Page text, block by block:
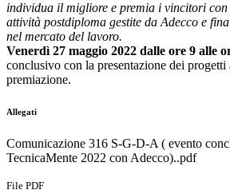
individua il migliore e premia i vincitori
attività postdiploma gestite da Adecco e
nel mercato del lavoro.
Venerdì 27 maggio 2022 dalle ore 9 alle
conclusivo con la presentazione dei
premiazione.
Allegati
Comunicazione 316 S-G-D-A ( evento
TecnicaMente 2022 con Adecco)..pdf
File PDF